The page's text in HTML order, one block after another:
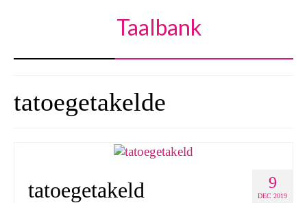
Taalbank
tatoegetakelde
9
DEC 2019
tatoegetakeld